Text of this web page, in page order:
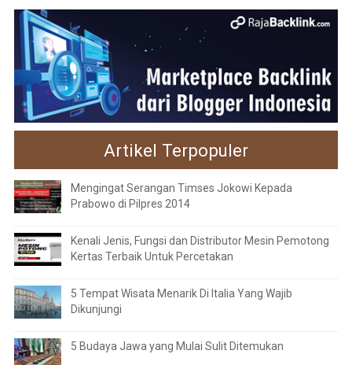
Artikel Terpopuler
Mengingat Serangan Timses Jokowi Kepada
Prabowo di Pilpres 2014
Kenali Jenis, Fungsi dan Distributor Mesin Pemotong
Kertas Terbaik Untuk Percetakan
5 Tempat Wisata Menarik Di Italia Yang Wajib
Dikunjungi
5 Budaya Jawa yang Mulai Sulit Ditemukan